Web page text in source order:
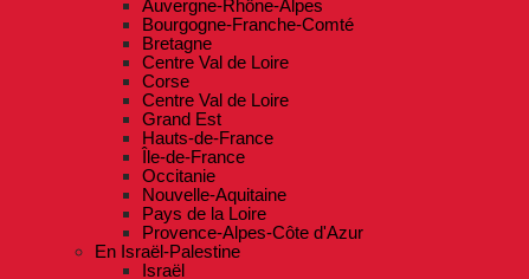
Auvergne-Rhône-Alpes
Bourgogne-Franche-Comté
Bretagne
Centre Val de Loire
Corse
Centre Val de Loire
Grand Est
Hauts-de-France
Île-de-France
Occitanie
Nouvelle-Aquitaine
Pays de la Loire
Provence-Alpes-Côte d'Azur
En Israël-Palestine
Israël